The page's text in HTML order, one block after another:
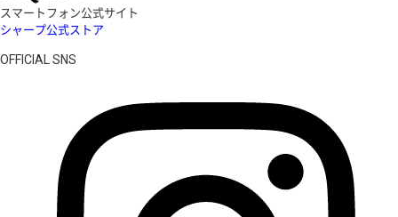
スマートフォン公式サイト
シャープ公式ストア
OFFICIAL SNS